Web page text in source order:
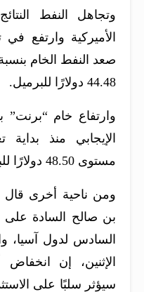
وتجاهل النفط
الأميركية وارتفع في
44.48 دولارًا للبرميل.
الإيجابي منذ
مستوى 48.50 دولارًا للبرميل.
ومن ناحية أخرى قال
بن صالح السادة على
السادس لدول آسيا،
الإثنين، إن
سيؤثر سلبًا على